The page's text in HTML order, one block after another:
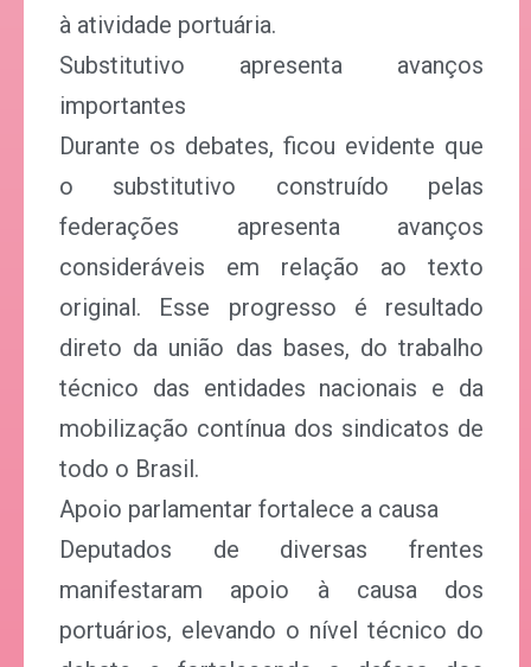
à atividade portuária.
Substitutivo apresenta avanços
importantes
Durante os debates, ficou evidente que
o substitutivo construído pelas
federações apresenta avanços
consideráveis em relação ao texto
original. Esse progresso é resultado
direto da união das bases, do trabalho
técnico das entidades nacionais e da
mobilização contínua dos sindicatos de
todo o Brasil.
Apoio parlamentar fortalece a causa
Deputados de diversas frentes
manifestaram apoio à causa dos
portuários, elevando o nível técnico do